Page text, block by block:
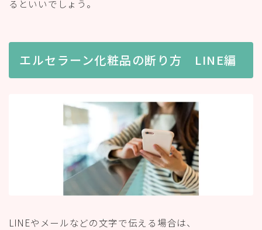
るといいでしょう。
エルセラーン化粧品の断り方 LINE編
LINEやメールなどの文字で伝える場合は、